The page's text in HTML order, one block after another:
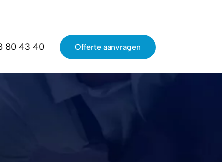
80 43 40 Offerte aanvragen